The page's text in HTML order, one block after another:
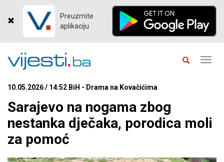
Preuzmite
aplikaciju
10.05.2026 / 14:52 BiH - Drama na Kovačićima
Sarajevo na nogama zbog
nestanka dječaka, porodica moli
za pomoć